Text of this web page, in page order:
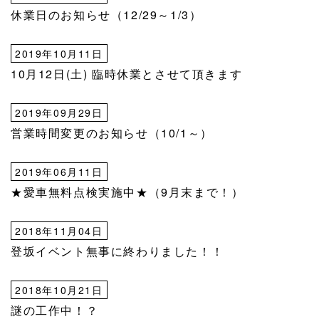
休業日のお知らせ（12/29～1/3）
2019年10月11日
10月12日(土) 臨時休業とさせて頂きます
2019年09月29日
営業時間変更のお知らせ（10/1～）
2019年06月11日
★愛車無料点検実施中★（9月末まで！）
2018年11月04日
登坂イベント無事に終わりました！！
2018年10月21日
謎の工作中！？